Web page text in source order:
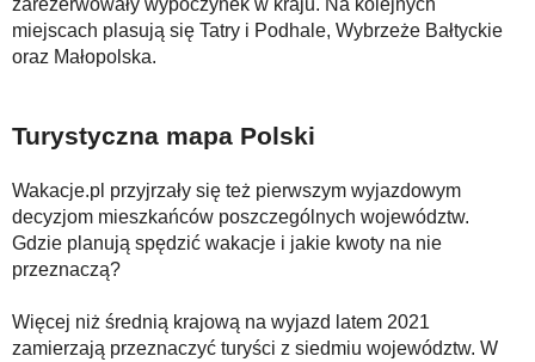
zarezerwowały wypoczynek w kraju. Na kolejnych
miejscach plasują się Tatry i Podhale, Wybrzeże Bałtyckie
oraz Małopolska.
Turystyczna mapa Polski
Wakacje.pl przyjrzały się też pierwszym wyjazdowym
decyzjom mieszkańców poszczególnych województw.
Gdzie planują spędzić wakacje i jakie kwoty na nie
przeznaczą?
Więcej niż średnią krajową na wyjazd latem 2021
zamierzają przeznaczyć turyści z siedmiu województw. W